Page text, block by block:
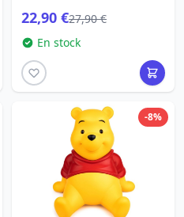
22,90 €27,90 €
En stock
-8%